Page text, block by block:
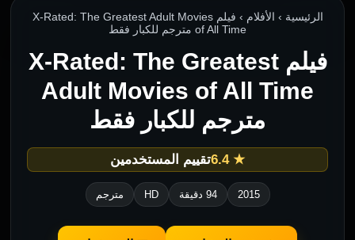
الرئيسية › الأفلام › فيلم X-Rated: The Greatest Adult Movies
of All Time مترجم للكبار فقط
فيلم X-Rated: The Greatest
Adult Movies of All Time
مترجم للكبار فقط
★ 6.4 تقييم المستخدمين
2015 94 دقيقة HD مترجم